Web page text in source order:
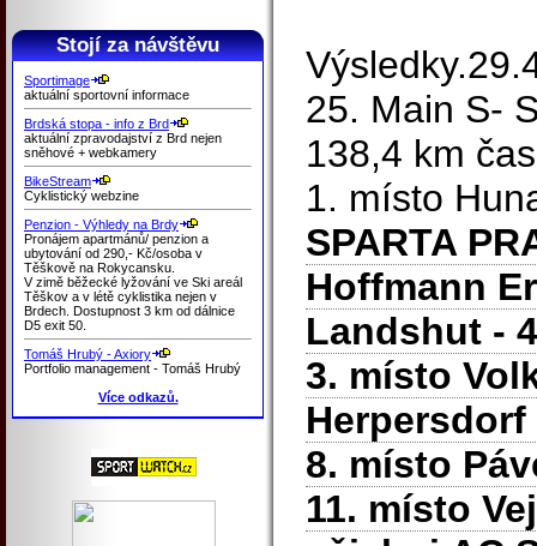
Stojí za návštěvu
Sportimage
aktuální sportovní informace
Brdská stopa - info z Brd
aktuální zpravodajství z Brd nejen
sněhové + webkamery
BikeStream
Cyklistický webzine
Penzion - Výhledy na Brdy
Pronájem apartmánů/ penzion a
ubytování od 290,- Kč/osoba v
Těškově na Rokycansku.
V zimě běžecké lyžování ve Ski areál
Těškov a v létě cyklistika nejen v
Brdech. Dostupnost 3 km od dálnice
D5 exit 50.
Tomáš Hrubý - Axiory
Portfolio management - Tomáš Hrubý
Více odkazů.
25. Main S-
138,4 km
1. místo
SPARTA
Hoffmann
Landshut -
3. místo
Herpersdorf
8. místo
11. místo